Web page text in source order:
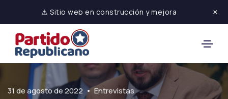
⚠ Sitio web en construcción y mejora ×
31 de agosto de 2022 • Entrevistas